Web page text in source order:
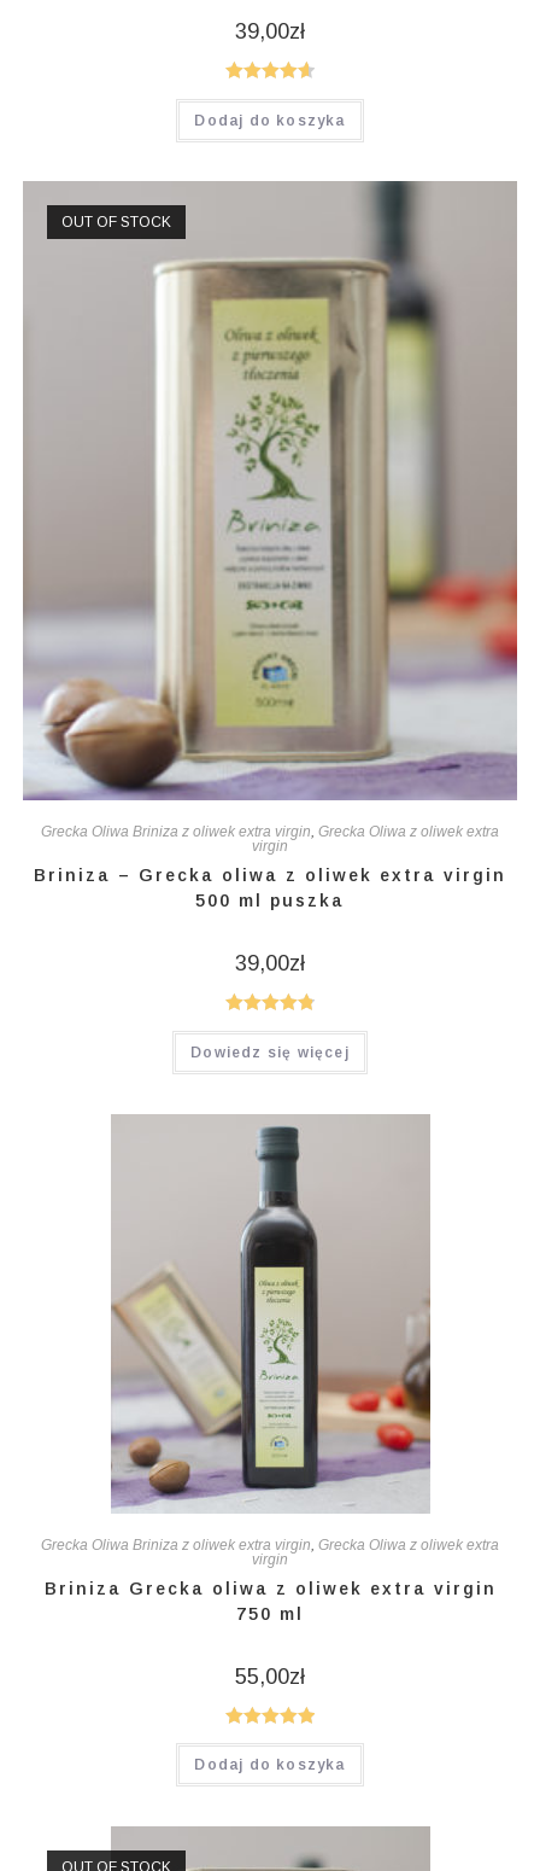
39,00zł
Oceniono
4.67na 5
Dodaj do koszyka
OUT OF STOCK
Grecka Oliwa Briniza z oliwek extra virgin, Grecka Oliwa z oliwek extra
virgin
Briniza – Grecka oliwa z oliwek extra virgin
500 ml puszka
39,00zł
Oceniono
4.86 na 5
Dowiedz się więcej
Grecka Oliwa Briniza z oliwek extra virgin Grecka Oliwa z oliwek extra
virgin
Briniza Grecka oliwa z oliwek extra virgin
750 ml
55,00zł
Oceniono
5.00na 5
Dodaj do koszyka
OUT OF STOCK